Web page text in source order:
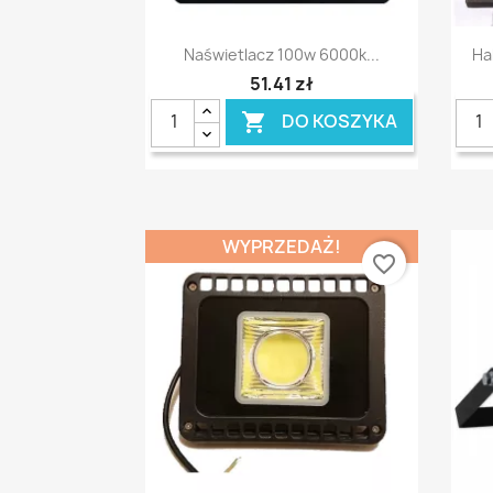
Szybki podgląd
Naświetlacz 100w 6000k...
51,41 zł
 DO KOSZYKA
WYPRZEDAŻ!
favorite_border